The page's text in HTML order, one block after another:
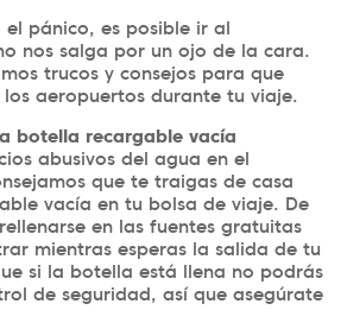
el pánico, es posible ir al
nos salga por un ojo de la cara.
trucos y consejos para que
aeropuertos durante tu viaje.
botella recargable vacía
abusivos del agua en el
que te traigas de casa
vacía en tu bolsa de viaje. De
en las fuentes gratuitas
mientras esperas la salida de tu
si la botella está llena no podrás
de seguridad, así que asegúrate